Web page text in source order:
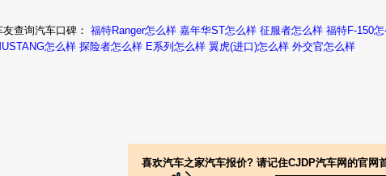
太贵了，用买B的钱买A，傻啊！这车个那个明锐RS一样肯定
友查询汽车口碑： 福特Ranger怎么样 嘉年华ST怎么样 征服者怎么样 福特F-150
怎么样 探险者怎么样 E系列怎么样 翼虎(进口)怎么样 外交官怎么样
喜欢汽车之家汽车报价? 请记住CJDP汽车网的官网